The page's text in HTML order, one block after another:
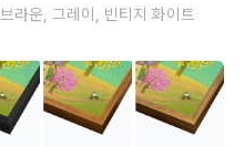
라운, 그레이, 빈티지 화이트